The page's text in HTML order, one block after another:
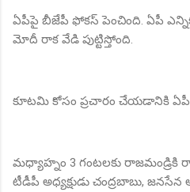
ఏపీపై బీజేపీ ఫోకస్‌ పెంచింది. ఏపీ
మోదీ రాక వేడి పుట్టిస్తోంది.
కూటమి కోసం ప్రచారం చేయడానికి ఏపీ
మధ్యాహ్నం 3 గంటలకు రాజమండ్రికి
టీడీపీ అధ్యక్షుడు చంద్రబాబు,